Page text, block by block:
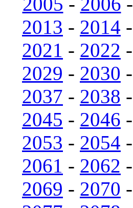
2013 - 2014 -
2021 - 2022 -
2029 - 2030 -
2037 - 2038 -
2045 - 2046 -
2053 - 2054 -
2061 - 2062 -
2069 - 2070 -